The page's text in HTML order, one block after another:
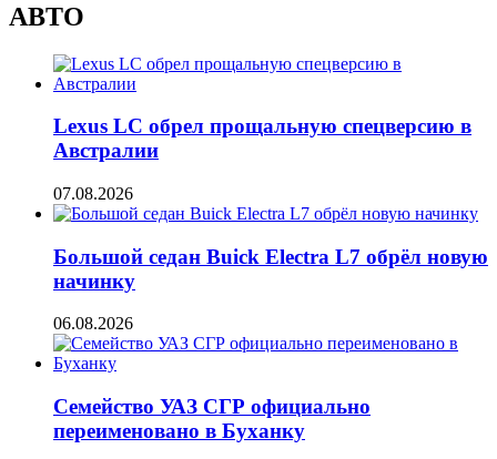
АВТО
Lexus LC обрел прощальную спецверсию в
Австралии
07.08.2026
Большой седан Buick Electra L7 обрёл новую
начинку
06.08.2026
Семейство УАЗ СГР официально
переименовано в Буханку